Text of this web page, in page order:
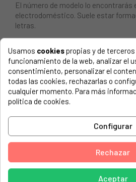
El número de modelo lo encontrarás
electrodoméstico. Suele estar
letras.
Conmutador horno TEKA HE610. 8
RECOMIENDA APRETAR BIEN LOS
PUEDE LLEGAR A QUEMAR EL
TEKA, HE610
TEKA, HM-635ME 1 INOX
TEKA, HM-735 ME 1 INOX
TEKA, HM825
TEKA, HT-610-ME 1 BLANCO
Usamos cookiespropias y de
funcionamiento de la web, analizar el
consentimiento, personalizar el
todas las cookies, rechazarlas o
cualquier momento. Para más
política de cookies.
Configurar
Rechazar
Aceptar